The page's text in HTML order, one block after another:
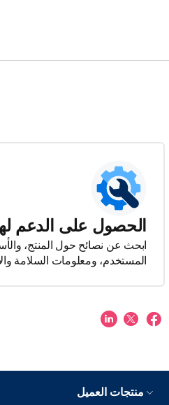
الحصول على الدعم
ابحث عن نصائح حول المنتج،
المستخدم، ومعلومات السلامة
منتجات العميل